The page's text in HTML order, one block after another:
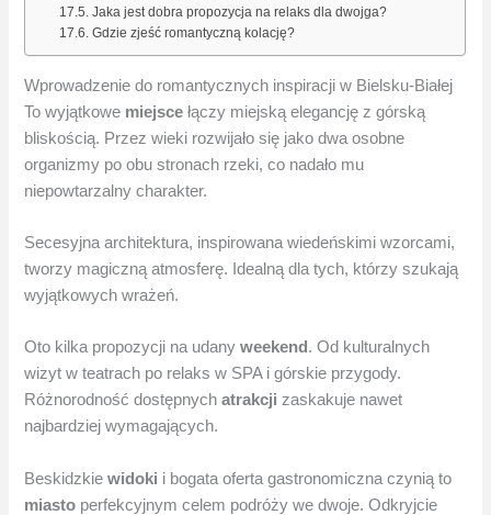
Jaka jest dobra propozycja na relaks dla dwojga?
Gdzie zjeść romantyczną kolację?
Wprowadzenie do romantycznych inspiracji w Bielsku-Białej
To wyjątkowe miejsce łączy miejską elegancję z górską
bliskością. Przez wieki rozwijało się jako dwa osobne
organizmy po obu stronach rzeki, co nadało mu
niepowtarzalny charakter.
Secesyjna architektura, inspirowana wiedeńskimi wzorcami,
tworzy magiczną atmosferę. Idealną dla tych, którzy szukają
wyjątkowych wrażeń.
Oto kilka propozycji na udanyweekend . Od kulturalnych
wizyt w teatrach po relaks w SPA i górskie przygody.
Różnorodność dostępnychatrakcji zaskakuje nawet
najbardziej wymagających.
Beskidzkiewidoki i bogata oferta gastronomiczna czynią to
miasto perfekcyjnym celem podróży we dwoje. Odkryjcie